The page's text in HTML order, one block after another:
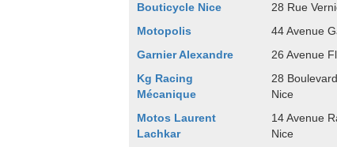
Bouticycle Nice 28 Rue
Motopolis
44 Avenue
Garnier Alexandre
26 Avenue
Kg Racing
Mécanique
28
Nice
Motos Laurent
Lachkar
14 Avenue
Nice